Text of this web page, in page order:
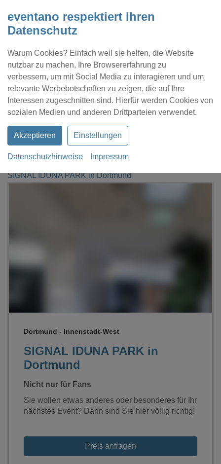
eventano respektiert Ihren
Datenschutz
Warum Cookies? Einfach weil sie helfen, die Website
nutzbar zu machen, Ihre Browsererfahrung zu
verbessern, um mit Social Media zu interagieren und um
relevante Werbebotschaften zu zeigen, die auf Ihre
Interessen zugeschnitten sind. Hierfür werden Cookies von
sozialen Medien und anderen Drittparteien verwendet.
Akzeptieren Einstellungen
Datenschutzhinweise Impressum
Kontakt Location eintragen Profil
SIGNAL IDUNA PARK in Dortmund
SIGNAL IDUNA PARK in
Dortmund
Dortmund - Innenstadt-West
Nicht nur für Fans
Sie wollen etwas anderes oder besonderes für Ihr
nächstes Event? Dann sind Sie hier völlig richtig!
Preis anfragen